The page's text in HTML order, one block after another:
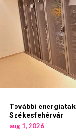
További
Székesfehérvár
aug 1, 2026